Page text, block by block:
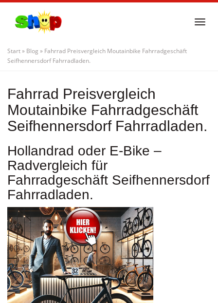
content
Start» Blog » Fahrrad Preisvergleich Moutainbike Fahrradgeschäft
Seifhennersdorf Fahrradladen.
Fahrrad Preisvergleich
Moutainbike Fahrradgeschäft
Seifhennersdorf Fahrradladen.
Hollandrad oder E-Bike –
Radvergleich für
Fahrradgeschäft Seifhennersdorf
Fahrradladen.